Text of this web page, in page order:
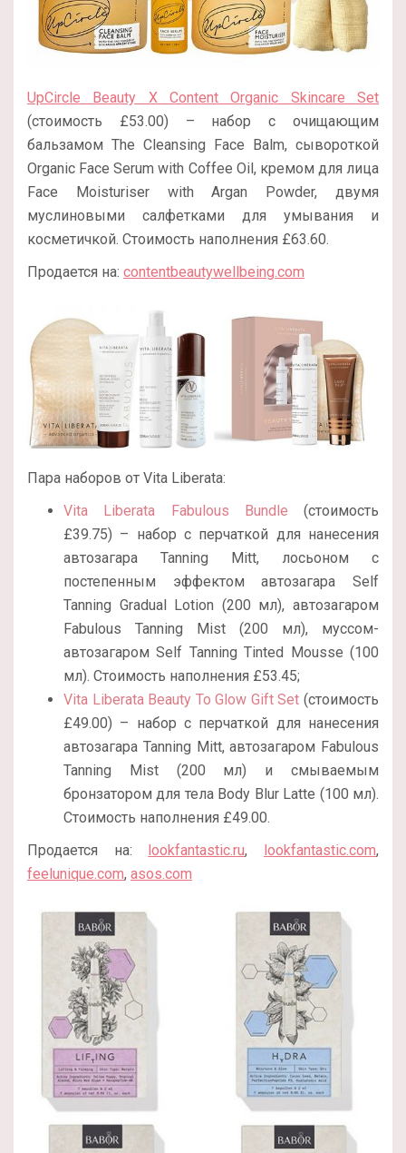
UpCircle Beauty X Content Organic Skincare Set
(стоимость £53.00) – набор с очищающим
бальзамом The Cleansing Face Balm, сывороткой
Organic Face Serum with Coffee Oil, кремом для лица
Face Moisturiser with Argan Powder, двумя
муслиновыми салфетками для умывания и
косметичкой. Стоимость наполнения £63.60.
Продается на: contentbeautywellbeing.com
Пара наборов от Vita Liberata:
Vita Liberata Fabulous Bundle (стоимость
£39.75) – набор с перчаткой для нанесения
автозагара Tanning Mitt, лосьоном с
постепенным эффектом автозагара Self
Tanning Gradual Lotion (200 мл), автозагаром
Fabulous Tanning Mist (200 мл), муссом-
автозагаром Self Tanning Tinted Mousse (100
мл). Стоимость наполнения £53.45;
Vita Liberata Beauty To Glow Gift Set (стоимость
£49.00) – набор с перчаткой для нанесения
автозагара Tanning Mitt, автозагаром Fabulous
Tanning Mist (200 мл) и смываемым
бронзатором для тела Body Blur Latte (100 мл).
Стоимость наполнения £49.00.
Продается на: lookfantastic.ru, lookfantastic.com,
feelunique.com, asos.com